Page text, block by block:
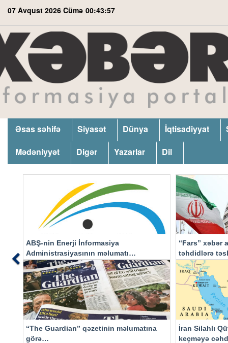
07 Avqust 2026 Cümə 00:43:58
Əsas səhifə Siyasət Dünya İqtisadiyyat
Mədəniyyət
Digər Yazarlar Dil
ABŞ-nin Enerji İnformasiya
Administrasiyasının məlumatı
əsasında…
“Fars” xəbər
təhdidlərə
“The Guardian” qəzetinin məlumatına
görə…
İran Silahlı
keçməyə
Previous